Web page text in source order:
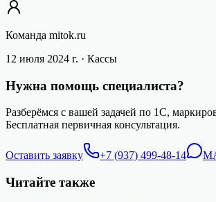
Команда mitok.ru
12 июля 2024 г. · Кассы
Нужна помощь специалиста?
Разберёмся с вашей задачей по 1С,
Бесплатная первичная консультация.
Оставить заявку +7 (937) 499-48-14
Читайте также